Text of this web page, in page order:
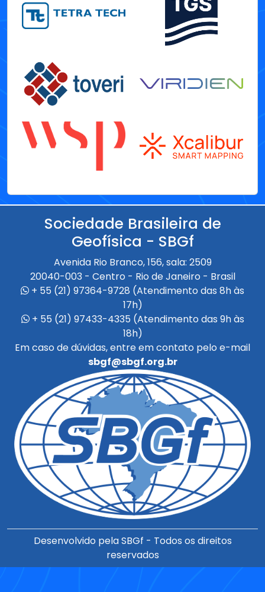
Sociedade Brasileira de
Geofísica - SBGf
Avenida Rio Branco, 156, sala: 2509
20040-003 - Centro - Rio de Janeiro - Brasil
+ 55 (21) 97364-9728 (Atendimento das 8h às
17h)
+ 55 (21) 97433-4335 (Atendimento das 9h às
18h)
Em caso de dúvidas, entre em contato pelo e-mail
sbgf@sbgf.org.br
Desenvolvido pela SBGf - Todos os direitos
reservados